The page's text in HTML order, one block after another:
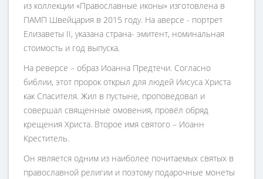
из коллекции «Православные иконы» изготовлена в
ПАМП Швейцария в 2015 году. На аверсе - портрет
Елизаветы II, указана страна- эмитент, номинальная
стоимость и год выпуска.
На реверсе – образ Иоанна Предтечи. Согласно
библии, этот пророк открыл для людей Иисуса Христа
как Спасителя. Жил в пустыне, проповедовал и
совершал священные омовения, провёл обряд
крещения Христа. Второе имя святого – Иоанн
Креститель.
Он является одним из наиболее почитаемых святых в
православной религии и поэтому подарочные монеты